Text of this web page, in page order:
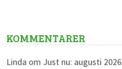
KOMMENTARER
Linda om Just nu: augusti 2026